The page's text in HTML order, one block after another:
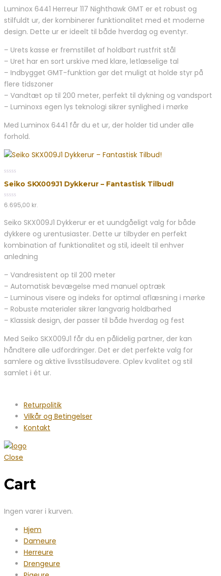
5
pris
var:
6.999,00 kr..
pris
er:
5.995,00 kr..
Luminox 6441 Herreur 117 Nighthawk GMT er et robust og
stilfuldt ur, der kombinerer funktionalitet med et moderne
design. Dette ur er ideelt til både hverdag og eventyr.
– Urets kasse er fremstillet af holdbart rustfrit stål
– Uret har en sort urskive med klare, letlæselige tal
– Indbygget GMT-funktion gør det muligt at holde styr på
flere tidszoner
– Vandtæt op til 200 meter, perfekt til dykning og vandsport
– Luminoxs egen lys teknologi sikrer synlighed i mørke
Med Luminox 6441 får du et ur, der holder tid under alle
forhold.
out
5
Seiko SKX009J1 Dykkerur – Fantastisk Tilbud!
0
out
5
6.695,00 kr.
Seiko SKX009J1 Dykkerur er et uundgåeligt valg for både
dykkere og urentusiaster. Dette ur tilbyder en perfekt
kombination af funktionalitet og stil, ideelt til enhver
anledning
– Vandresistent op til 200 meter
– Automatisk bevægelse med manuel optræk
– Luminous visere og indeks for optimal aflæsning i mørke
– Robuste materialer sikrer langvarig holdbarhed
– Klassisk design, der passer til både hverdag og fest
Med Seiko SKX009J1 får du en pålidelig partner, der kan
håndtere alle udfordringer. Det er det perfekte valg for
samlere og aktive livsstilsudøvere. Oplev kvalitet og stil
samlet i ét ur.
Returpolitik
Vilkår og Betingelser
Kontakt
Close
Cart
Ingen varer i kurven.
Hjem
Dameure
Herreure
Drengeure